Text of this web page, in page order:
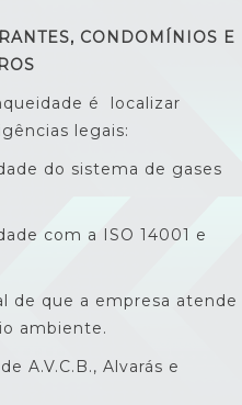
CONDOMÍNIOS E
é localizar
legais:
do sistema de gases
com a ISO 14001 e
de que a empresa atende
ambiente.
A.V.C.B., Alvarás e